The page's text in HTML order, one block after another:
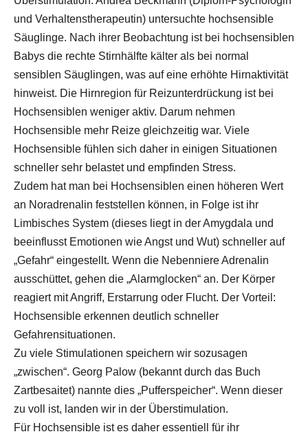
und Verhaltenstherapeutin) untersuchte hochsensible
Säuglinge. Nach ihrer Beobachtung ist bei hochsensiblen
Babys die rechte Stirnhälfte kälter als bei normal
sensiblen Säuglingen, was auf eine erhöhte Hirnaktivität
hinweist. Die Hirnregion für Reizunterdrückung ist bei
Hochsensiblen weniger aktiv. Darum nehmen
Hochsensible mehr Reize gleichzeitig war. Viele
Hochsensible fühlen sich daher in einigen Situationen
schneller sehr belastet und empfinden Stress.
Zudem hat man bei Hochsensiblen einen höheren Wert
an Noradrenalin feststellen können, in Folge ist ihr
Limbisches System (dieses liegt in der Amygdala und
beeinflusst Emotionen wie Angst und Wut) schneller auf
„Gefahr“ eingestellt. Wenn die Nebenniere Adrenalin
ausschüttet, gehen die „Alarmglocken“ an. Der Körper
reagiert mit Angriff, Erstarrung oder Flucht. Der Vorteil:
Hochsensible erkennen deutlich schneller
Gefahrensituationen.
Zu viele Stimulationen speichern wir sozusagen
„zwischen“. Georg Palow (bekannt durch das Buch
Zartbesaitet) nannte dies „Pufferspeicher“. Wenn dieser
zu voll ist, landen wir in der Überstimulation.
Für Hochsensible ist es daher essentiell für ihr